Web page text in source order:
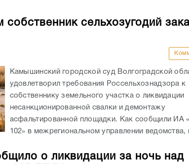
собственник сельхозугодий
Камышинский городской суд Волгоградской
удовлетворил требования Россельхознадзора к
собственнику земельного участка о ликвидации
несанкционированной свалки и демонтажу
асфальтированной площадки. Как сообщили ИА
102» в межрегиональном управлении ведомства,
о ликвидации за ночь над